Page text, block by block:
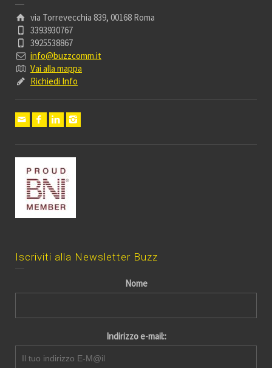
via Torrevecchia 839, 00168 Roma
3393930767
3925538867
info@buzzcomm.it
Vai alla mappa
Richiedi Info
Iscriviti alla Newsletter Buzz
Nome
Indirizzo e-mail::